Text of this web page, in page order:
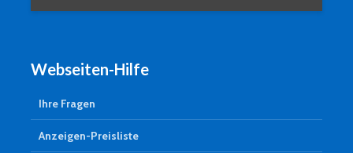
Webseiten-Hilfe
Ihre Fragen
Anzeigen-Preisliste